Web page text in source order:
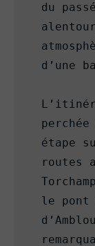
du
d’une
étape
routes
le pont